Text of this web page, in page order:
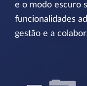
e o modo escuro
funcionalidades
gestão e a